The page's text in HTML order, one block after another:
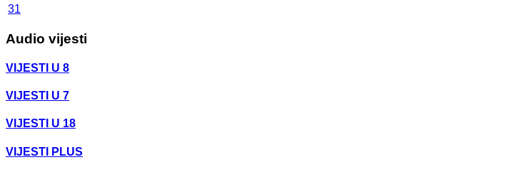
31
Audio vijesti
VIJESTI U 8
VIJESTI U 7
VIJESTI U 18
VIJESTI PLUS